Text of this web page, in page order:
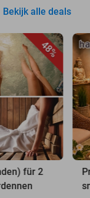
Bekijk alle deals
48%
für 2